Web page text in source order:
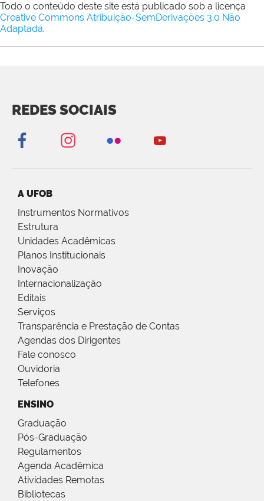
Todo o conteúdo deste site está publicado sob a licença
Creative Commons Atribuição-SemDerivações 3.0 Não
Adaptada.
REDES SOCIAIS
A UFOB
Instrumentos Normativos
Estrutura
Unidades Acadêmicas
Planos Institucionais
Inovação
Internacionalização
Editais
Serviços
Transparência e Prestação de Contas
Agendas dos Dirigentes
Fale conosco
Ouvidoria
Telefones
ENSINO
Graduação
Pós-Graduação
Regulamentos
Agenda Acadêmica
Atividades Remotas
Bibliotecas